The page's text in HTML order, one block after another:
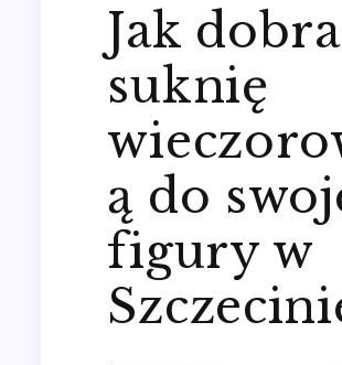
Jak
suknię
ą do
figury w